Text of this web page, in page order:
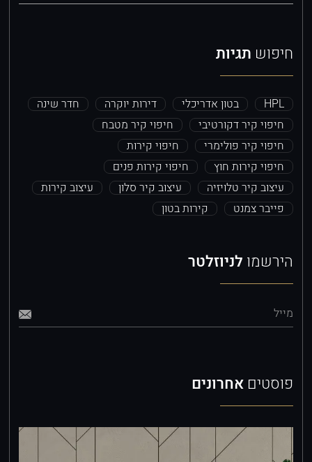
חיפוש תגיות
HPL בטון אדריכלי דירות יוקרה
חדר שינה
חיפוי קיר דקורטיבי
חיפוי קיר מטבח
חיפוי קיר פולימרי
חיפוי קירות
חיפוי קירות חוץ
חיפוי קירות פנים
עיצוב קיר טלויזיה
עיצוב קיר סלון
עיצוב קירות
פייבר צמנט
קירות בטון
הירשמו לניוזלטר
מייל
פוסטיםאחרונים